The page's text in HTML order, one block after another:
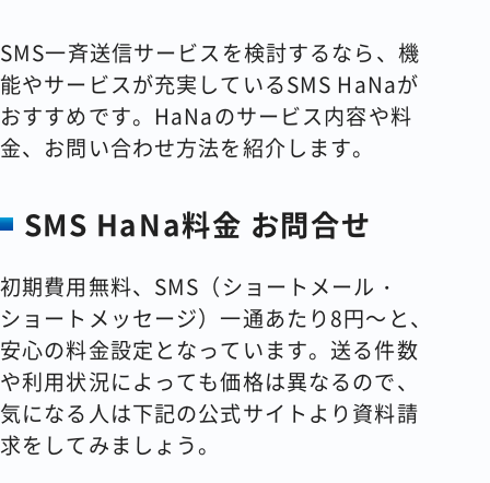
SMS一斉送信サービスを検討するなら、機
能やサービスが充実しているSMS HaNaが
おすすめです。HaNaのサービス内容や料
金、お問い合わせ方法を紹介します。
SMS HaNa料金 お問合せ
初期費用無料、SMS（ショートメール・
ショートメッセージ）一通あたり8円～と、
安心の料金設定となっています。送る件数
や利用状況によっても価格は異なるので、
気になる人は下記の公式サイトより資料請
求をしてみましょう。